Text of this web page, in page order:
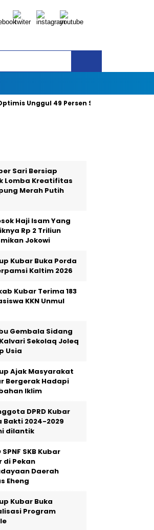
Unggul 49 Persen Suara
Sari Bersiap
Lomba Kreatifitas
Merah Putih
Haji Isam Yang
Rp 2 Triliun
Jokowi
Kubar Buka Porda
Kaltim 2026
Kubar Terima 183
KKN Unmul
Gembala Sidang
Kalvari Sekolaq Joleq
Usia
Ajak Masyarakat
Bergerak Hadapi
Iklim
DPRD Kubar
Bakti 2024-2029
dilantik
SPNF SKB Kubar
di Pekan
Daerah
Eheng
Kubar Buka
Program